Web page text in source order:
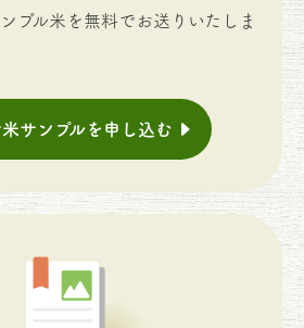
プル米を無料でお送りいたしま
サンプルを申し込む